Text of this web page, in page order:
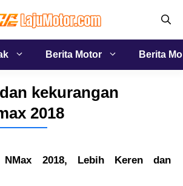
Berita Motor Berita
kekurangan
2018
NMax 2018, Lebih Keren dan